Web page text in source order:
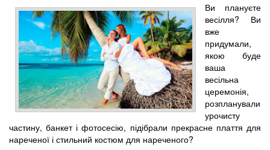
Ви плануєте
весілля? Ви
вже
придумали,
якою буде
ваша
весільна
церемонія,
розпланували
урочисту
частину, банкет і фотосесію, підібрали прекрасне плаття для
нареченої і стильний костюм для нареченого?